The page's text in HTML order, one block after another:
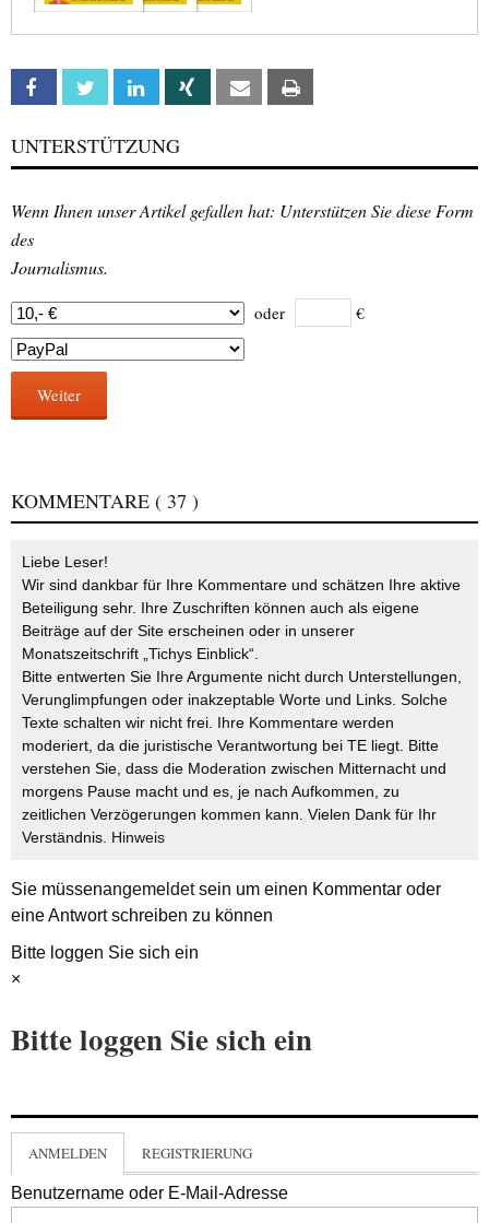
Facebook Twitter Linkedin Xing Email
UNTERSTÜTZUNG
Wenn Ihnen unser Artikel gefallen hat: Unterstützen Sie diese Form
des
Journalismus.
oder €
Weiter
KOMMENTARE ( 37 )
Liebe Leser!
Wir sind dankbar für Ihre Kommentare und schätzen Ihre aktive
Beteiligung sehr. Ihre Zuschriften können auch als eigene
Beiträge auf der Site erscheinen oder in unserer
Monatszeitschrift „Tichys Einblick“.
Bitte entwerten Sie Ihre Argumente nicht durch Unterstellungen,
Verunglimpfungen oder inakzeptable Worte und Links. Solche
Texte schalten wir nicht frei. Ihre Kommentare werden
moderiert, da die juristische Verantwortung bei TE liegt. Bitte
verstehen Sie, dass die Moderation zwischen Mitternacht und
morgens Pause macht und es, je nach Aufkommen, zu
zeitlichen Verzögerungen kommen kann. Vielen Dank für Ihr
Verständnis. Hinweis
Sie müssenangemeldetsein um einen Kommentar oder
eine Antwort schreiben zu können
Bitte loggen Sie sich ein
×
Bitte loggen Sie sich ein
ANMELDEN REGISTRIERUNG
Benutzername oder E-Mail-Adresse